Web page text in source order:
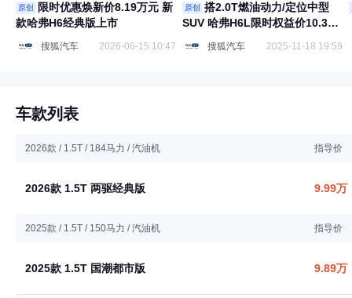
原创
限时优惠焕新价8.19万元 新
款哈弗H6经典版上市
搜狐汽车 2026-06-15 10:47
原创
搭2.0T燃油动力/定位中型
SUV 哈弗H6L限时权益价10.39
搜狐汽车 2025-11-18 19:59
车款列表
2026款 / 1.5T / 184马力 / 汽油机 指导价
2026款 1.5T 两驱经典版 9.99万
2025款 / 1.5T / 150马力 / 汽油机 指导价
2025款 1.5T 国潮都市版 9.89万